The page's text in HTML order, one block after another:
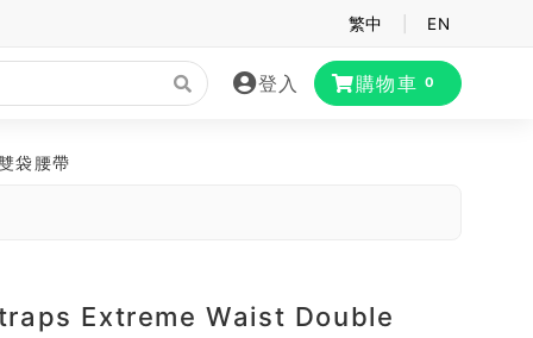
繁中 EN
登入 購物車 0
袋腰帶
Extreme Waist Double